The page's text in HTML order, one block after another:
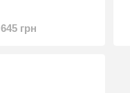
645 грн